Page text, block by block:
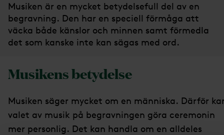
Musiken är en mycket betydelsefull del av en
begravning. Den har en speciell förmåga att
väcka både känslor och minnen samt förmedla
det som kanske inte kan sägas med ord.
Musikens betydelse
Musiken säger mycket om en människa. Därför
valet av musik på begravningen göra ceremonin
mer personlig. Det kan handla om en alldeles